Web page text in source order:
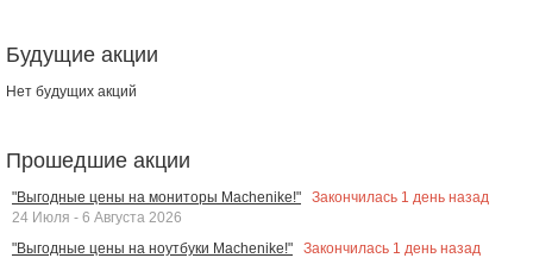
Будущие акции
Нет будущих акций
Прошедшие акции
"Выгодные цены на мониторы Machenike!" Закончилась 1 день назад
24 Июля - 6 Августа 2026
"Выгодные цены на ноутбуки Machenike!"
Закончилась 1 день назад